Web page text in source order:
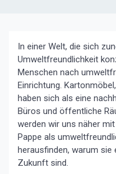
In einer Welt, die sich
Umweltfreundlichkeit
Menschen nach
Einrichtung.
haben sich als eine
Büros und öffentliche
werden wir uns näher
Pappe als
herausfinden, warum sie
Zukunft sind.